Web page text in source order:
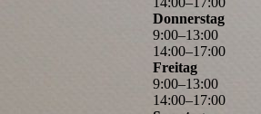
Donnerstag
9:00–13:00
14:00–17:00
Freitag
9:00–13:00
14:00–17:00